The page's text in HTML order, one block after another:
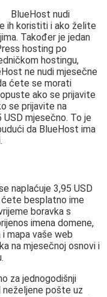
BlueHost nudi
ih koristiti i ako želite
Također je jedan
hosting po
hostingu,
ne nudi mjesečne
ćete se morati
ako se prijavite
se prijavite na
mjesečno. To je
da BlueHost ima
naplaćuje 3,95 USD
besplatno ime
boravka s
imena domene,
mapa vaše web
na mjesečnoj osnovi i
za jednogodišnji
pošte uz